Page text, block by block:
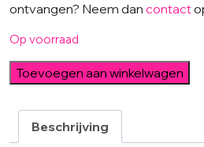
ontvangen? Neem dan contact
Op voorraad
Triangle
Traffic
Yellow
Toevoegen aan winkelwagen
Beschrijving